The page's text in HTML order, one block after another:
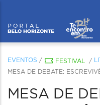
EVENTOS / FESTIVAL /
MESA DE DEBATE:
MESA DE